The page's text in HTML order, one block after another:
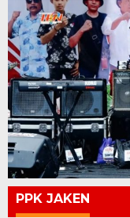
PPK JAKEN